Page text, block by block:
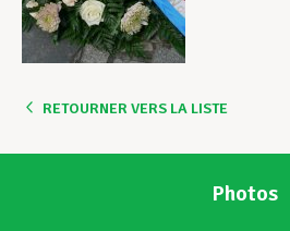
RETOURNER VERS LA LISTE
Photos